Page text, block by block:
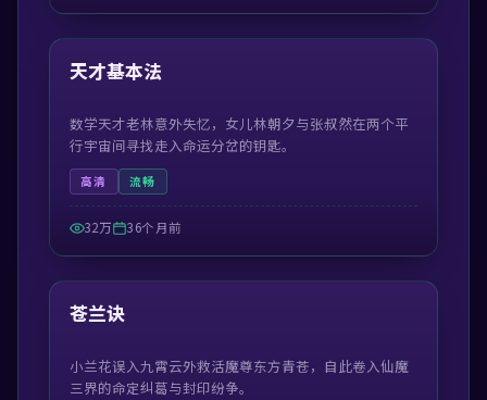
热门
42:19
天才基本法
数学天才老林意外失忆，女儿林朝夕与张叔然在两个平
行宇宙间寻找走入命运分岔的钥匙。
高清 流畅
32万 36个月前
热门
54:48
苍兰诀
小兰花误入九霄云外救活魔尊东方青苍，自此卷入仙魔
三界的命定纠葛与封印纷争。